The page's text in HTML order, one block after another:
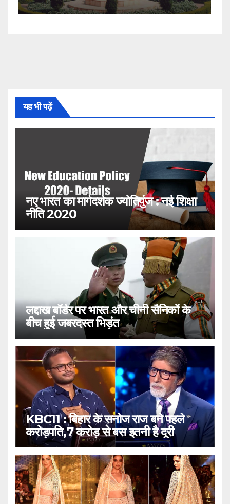
यह भी पढ़ें
नए भारत का मार्गदर्शक ज्योतिपुंज : नई शिक्षा
नीति 2020
लद्दाख बॉर्डर पर भारत और चीनी सैनिकों के
बीच हुई जबरदस्त भिड़ंत
KBC11 : बिहार के सनोज राज बने पहले
करोड़पति,7 करोड़ से बस इतनी है दूरी